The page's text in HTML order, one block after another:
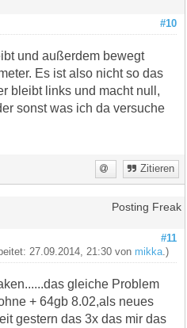
#10
und außerdem bewegt
Es ist also nicht so das
bleibt links und macht null,
sonst was ich da versuche
Zitieren
Posting Freak
#11
27.09.2014, 21:30 von mikka .)
gleiche Problem
+ 64gb 8.02,als neues
gestern das 3x das mir das